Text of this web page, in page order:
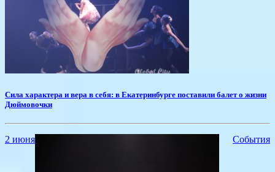
​Сила характера и вера в себя: в Екатеринбурге поставили балет о жизни
Дюймовочки
2 июня События